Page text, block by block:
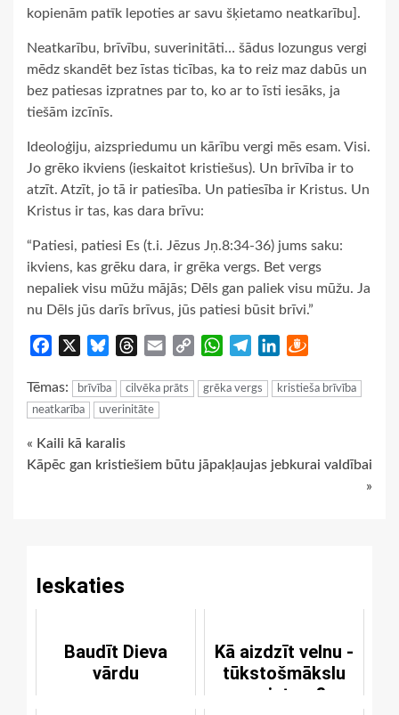
kopienām patīk lepoties ar savu šķietamo neatkarību].
Neatkarību, brīvību, suverinitāti… šādus lozungus vergi
mēdz skandēt bez īstas ticības, ka to reiz maz dabūs un
bez patiesas izpratnes par to, ko ar to īsti iesāks, ja
tiešām izcīnīs.
Ideoloģiju, aizspriedumu un kārību vergi mēs esam. Visi.
Jo grēko ikviens (ieskaitot kristiešus). Un brīvība ir to
atzīt. Atzīt, jo tā ir patiesība. Un patiesība ir Kristus. Un
Kristus ir tas, kas dara brīvu:
“Patiesi, patiesi Es (t.i. Jēzus Jņ.8:34-36) jums saku:
ikviens, kas grēku dara, ir grēka vergs. Bet vergs
nepaliek visu mūžu mājās; Dēls gan paliek visu mūžu. Ja
nu Dēls jūs darīs brīvus, jūs patiesi būsit brīvi.”
Facebook BlueskyThreads
Email
Copy
WhatsApp
TelegramLinkedIn
Tēmas: brīvība cilvēka prāts grēka vergs
kristieša brīvība
neatkarība
uverinitāte
Continue
« Kaili kā karalis
Kāpēc gan kristiešiem būtu jāpakļaujas jebkurai valdībai
»
Ieskaties
Baudīt Dieva
vārdu
Kā aizdzīt velnu -
tūkstošmākslu
meistaru?